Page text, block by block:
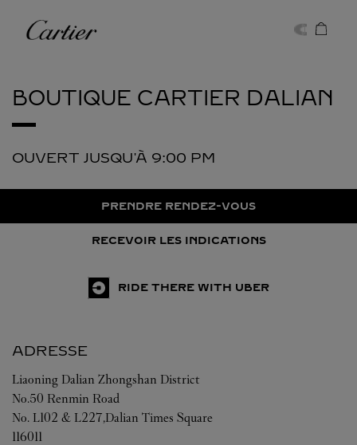
Cartier
BOUTIQUE CARTIER DALIAN
OUVERT JUSQU'À 9:00 PM
PRENDRE RENDEZ-VOUS
RECEVOIR LES INDICATIONS
RIDE THERE WITH UBER
ADRESSE
Liaoning Dalian Zhongshan District
No.50 Renmin Road
No. L102 & L227,Dalian Times Square
116011